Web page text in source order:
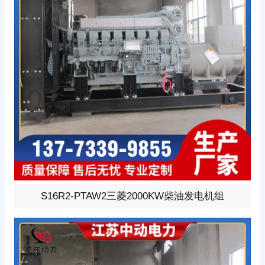
2000KW柴油发电机组，选用三菱型号:S16R2-PTAW、柴
V型12缸发动机配套昇丰全铜无刷发电机，全铜发电机质
保两年。标配自启动自保护液晶控制器。
S16R2-PTAW2三菱2000KW柴油发电机组